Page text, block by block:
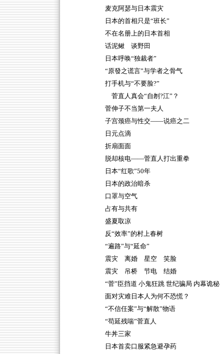
麦克阿瑟与日本震灾
日本的首相只是“班长”
不在名册上的日本首相
话泥鳅 谈野田
日本呼唤“独裁者”
“原發之谎言”与学者之骨气
打手机与“不要脸?”
菅直人真会“自刎?江”？
菅伸子不当第一夫人
子宫颈癌与性交——说癌之二
日元点滴
折扇面面
脱却核电——菅直人打出重拳
日本“红歌”50年
日本的政治暗杀
口罩与空气
占有与共有
盛夏取凉
反“效率”的村上春树
“遍路”与“延命”
震灾 离婚 星空 笑脸
震灾 吊桥 节电 结婚
“菅”臣挡道 小鬼狂跳 世纪骗局 内幕诡秘
面对灾难日本人为何不恐慌？
“不信任案”与“解散”物语
“苟延残喘”菅直人
牛丼三家
日本首卖口服紧急避孕药